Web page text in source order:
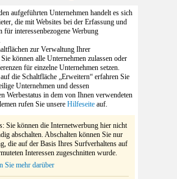
aufgeführten Unternehmen handelt es sich
die mit Websites bei der Erfassung und
für interessenbezogene Werbung
zur Verwaltung Ihrer
können alle Unternehmen zulassen oder
für einzelne Unternehmen setzen.
die Schaltfläche „Erweitern“ erfahren Sie
Unternehmen und dessen
Werbestatus in dem von Ihnen verwendeten
rufen Sie unsere Hilfeseite auf.
Sie können die Internetwerbung hier nicht
abschalten. Abschalten können Sie nur
die auf der Basis Ihres Surfverhaltens auf
Interessen zugeschnitten wurde.
Sie mehr darüber